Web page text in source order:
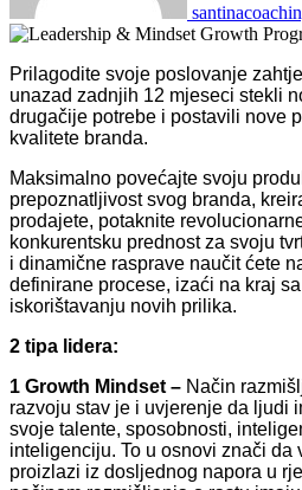
Prilagodite svoje poslovanje
unazad zadnjih 12 mjeseci stekli
drugačije potrebe i postavili nove
kvalitete branda.
Maksimalno povećajte svoju
prepoznatljivost svog branda,
prodajete, potaknite
konkurentsku prednost za svoju
i dinamične rasprave naučit ćete
definirane procese, izaći na kraj
iskorištavanju novih prilika.
2 tipa lidera:
1 Growth Mindset – Način
razvoju stav je i uvjerenje da ljudi
svoje talente, sposobnosti,
inteligenciju. To u osnovi znači da
proizlazi iz dosljednog napora u